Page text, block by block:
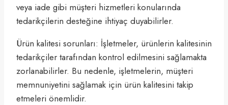
veya iade gibi müşteri hizmetleri konularında
tedarikçilerin desteğine ihtiyaç duyabilirler.
Ürün kalitesi sorunları: İşletmeler, ürünlerin kalitesinin
tedarikçiler tarafından kontrol edilmesini sağlamakta
zorlanabilirler. Bu nedenle, işletmelerin, müşteri
memnuniyetini sağlamak için ürün kalitesini takip
etmeleri önemlidir.